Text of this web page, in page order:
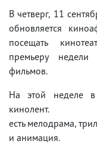
В четверг, 11
обновляется
посещать
премьеру
фильмов.
На этой неделе в
есть мелодрама,
и анимация.